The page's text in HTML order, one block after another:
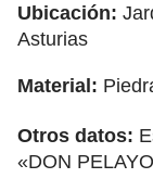
Ubicación:
Asturias
Material:
Otros datos:
«DON